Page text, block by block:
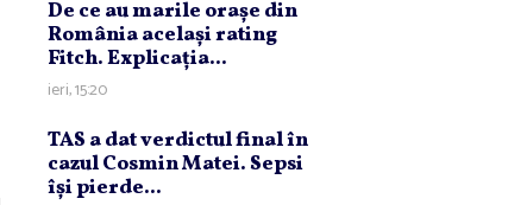
De ce au marile oraşe din
România acelaşi rating
Fitch. Explicaţia...
ieri, 15:20
TAS a dat verdictul final în
cazul Cosmin Matei. Sepsi
îşi pierde...